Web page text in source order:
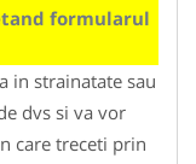
formularul
in strainatate sau
dvs si va vor
care treceti prin